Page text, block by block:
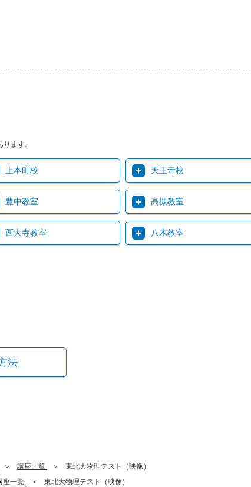
ます。
上本町校 天王寺校
豊中教室 高槻教室
西大寺教室 八木教室
法
講座一覧
東北大物理テスト（映像）
座一覧
東北大物理テスト（映像）